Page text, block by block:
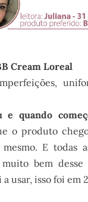
Cream Loreal
e quando
o produto
E todas
bem
usar, isso foi em